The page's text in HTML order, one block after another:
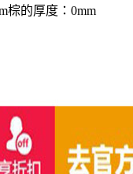
棕的厚度：0mm